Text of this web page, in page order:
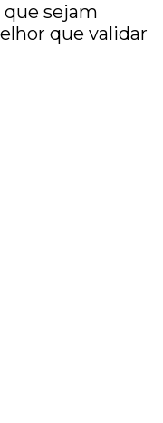
sejam
que validar